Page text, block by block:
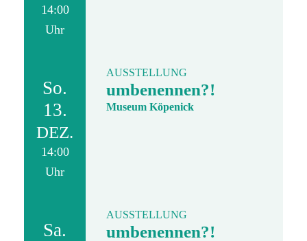
14:00
Uhr
So.
13.
DEZ.
14:00
Uhr
AUSSTELLUNG
umbenennen?!
Museum Köpenick
Sa.
AUSSTELLUNG
umbenennen?!